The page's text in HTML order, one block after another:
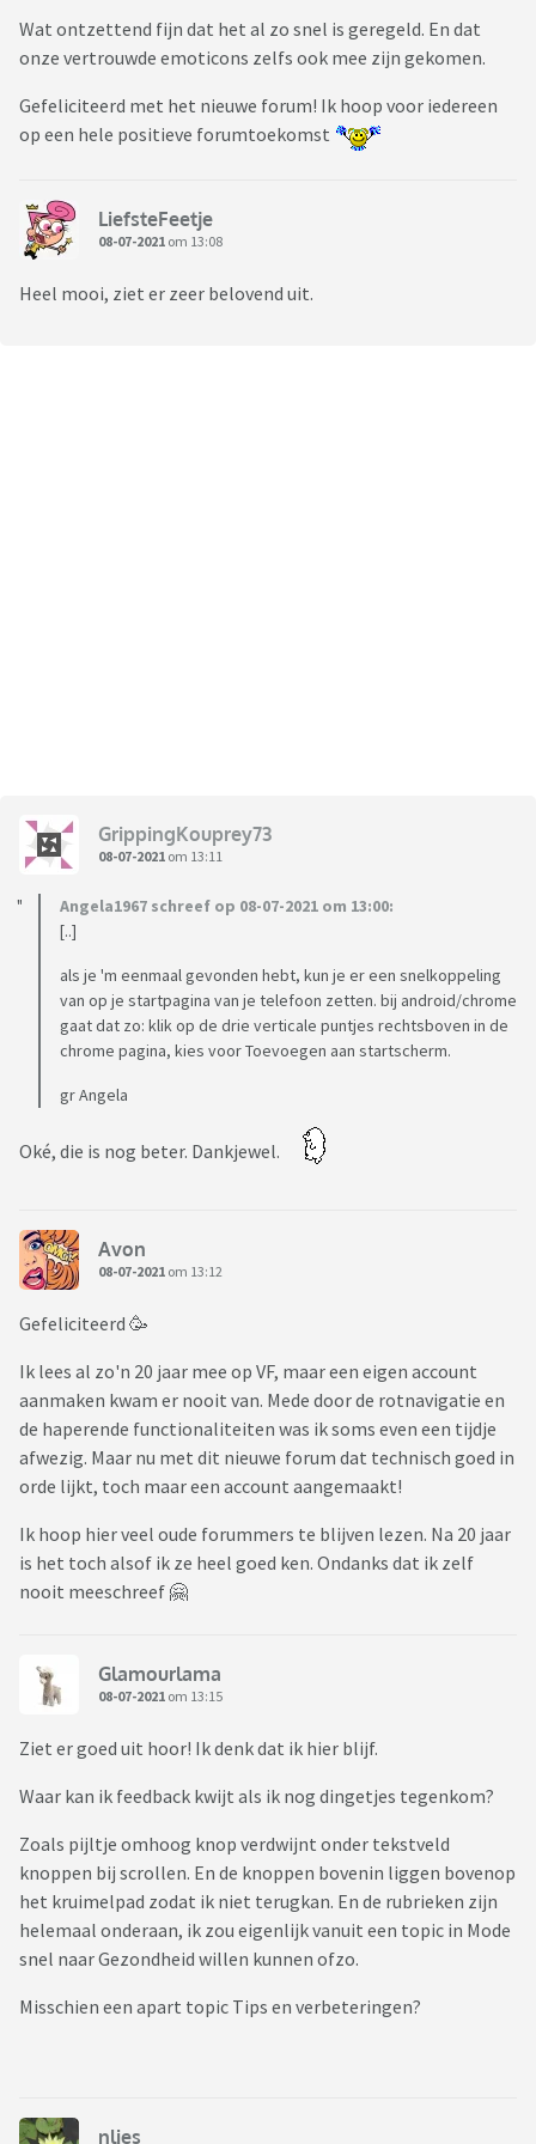
gebruikers van het eerste uur. Alleen op die manier wordt
Viafora interessant voor oud-Viva leden die nu nog geen
Help jij mee om van Viafora een levendig forum te maken?
Wat ontzettend fijn dat het al zo snel is geregeld. En dat
onze vertrouwde emoticons zelfs ook mee zijn gekomen.
Gefeliciteerd met het nieuwe forum! Ik hoop voor iedereen
op een hele positieve forumtoekomst
LiefsteFeetje
08-07-2021 om 13:08
Heel mooi, ziet er zeer belovend uit.
GrippingKouprey73
08-07-2021 om 13:11
Angela1967 schreef op 08-07-2021 om 13:00:
[..]
als je 'm eenmaal gevonden hebt, kun je er een snelkoppeling
van op je startpagina van je telefoon zetten. bij android/chrome
gaat dat zo: klik op de drie verticale puntjes rechtsboven in de
chrome pagina, kies voor Toevoegen aan startscherm.
gr Angela
Oké, die is nog beter. Dankjewel.
Avon
08-07-2021 om 13:12
Gefeliciteerd 🥳
Ik lees al zo'n 20 jaar mee op VF, maar een eigen account
aanmaken kwam er nooit van. Mede door de rotnavigatie en
de haperende functionaliteiten was ik soms even een tijdje
afwezig. Maar nu met dit nieuwe forum dat technisch goed in
orde lijkt, toch maar een account aangemaakt!
Ik hoop hier veel oude forummers te blijven lezen. Na 20 jaar
is het toch alsof ik ze heel goed ken. Ondanks dat ik zelf
nooit meeschreef 🤗
Glamourlama
08-07-2021 om 13:15
Ziet er goed uit hoor! Ik denk dat ik hier blijf.
Waar kan ik feedback kwijt als ik nog dingetjes tegenkom?
Zoals pijltje omhoog knop verdwijnt onder tekstveld
knoppen bij scrollen. En de knoppen bovenin liggen bovenop
het kruimelpad zodat ik niet terugkan. En de rubrieken zijn
helemaal onderaan, ik zou eigenlijk vanuit een topic in Mode
snel naar Gezondheid willen kunnen ofzo.
Misschien een apart topic Tips en verbeteringen?
nlies